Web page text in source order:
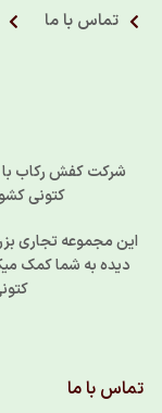
تماس با ما
شرکت کفش رکاب
کتونی
این مجموعه تجاری
دیده به شما کمک
تماس با ما